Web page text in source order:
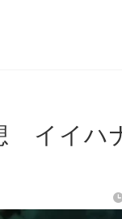
イイハ